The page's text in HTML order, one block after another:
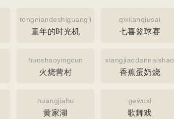
tongniandeshiguangji
童年的时光机
qixilanqiusai
七喜篮球赛
huoshaoyingcun
火烧营村
xiangjiaodannaishao
香蕉蛋奶烧
huangjiahu
黄家湖
gewuxi
歌舞戏